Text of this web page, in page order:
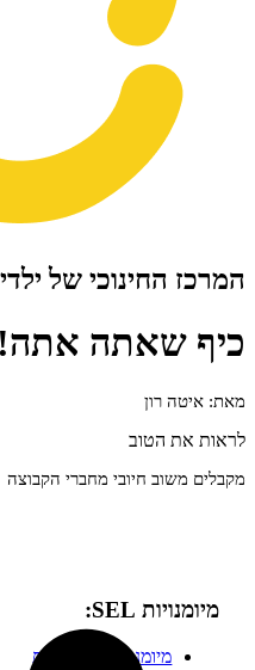
של ילדים בסיכוי
אתה!
חיובי מחברי הקבוצה
בינאישיות